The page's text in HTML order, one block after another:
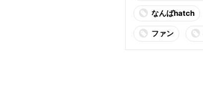
なんばhatch
ファン